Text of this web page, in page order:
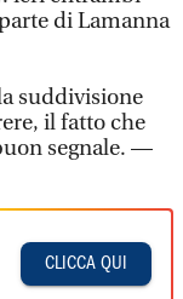
di Lamanna
suddivisione
il fatto che
segnale. —
CLICCA QUI